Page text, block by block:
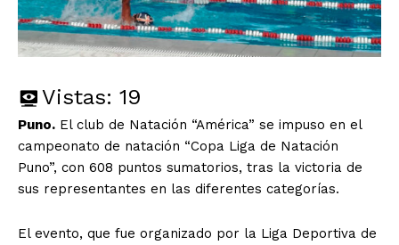
Vistas: 19
Puno. El club de Natación “América” se impuso en el
campeonato de natación “Copa Liga de Natación
Puno”, con 608 puntos sumatorios, tras la victoria de
sus representantes en las diferentes categorías.
El evento, que fue organizado por la Liga Deportiva de